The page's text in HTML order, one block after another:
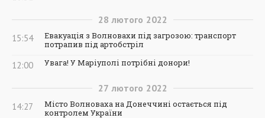
28 лютого 2022
15:54
Евакуація з Волновахи під загрозою: транспорт
потрапив під артобстріл
12:00 Увага! У Маріуполі потрібні донори!
27 лютого 2022
14:27
Місто Волноваха на Донеччині остається під
контролем України